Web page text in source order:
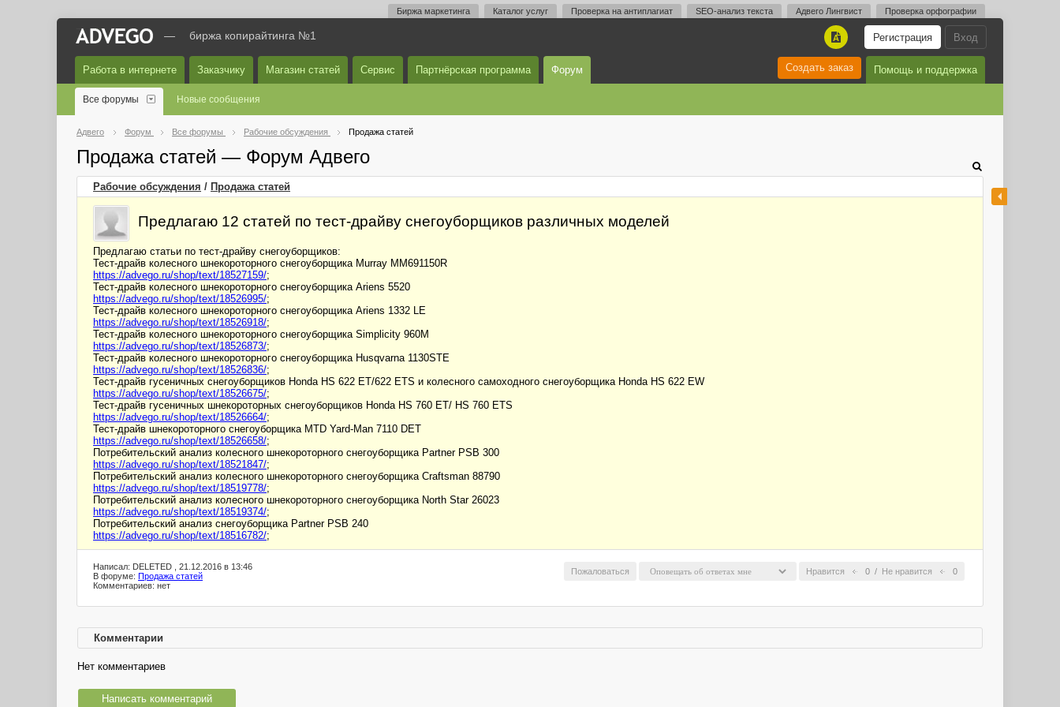
Биржа маркетинга Каталог услуг Проверка на антиплагиат SEO-анализ текста Адвего Лингвист Проверка орфографии
Вход
Регистрация
A
— биржа копирайтинга №1
Работа в интернете Заказчику Магазин статей Сервис Партнёрская программа Форум Помощь и поддержка
Создать заказ
Все форумы Новые сообщения
Адвего Форум Все форумы Рабочие обсуждения Продажа статей
Продажа статей — Форум Адвего
Рабочие обсуждения / Продажа статей
Предлагаю 12 статей по тест-драйву снегоуборщиков различных моделей
Предлагаю статьи по тест-драйву снегоуборщиков:
Тест-драйв колесного шнекороторного снегоуборщика Murray MM691150R
https://advego.ru/shop/text/18527159/;
Тест-драйв колесного шнекороторного снегоуборщика Ariens 5520
https://advego.ru/shop/text/18526995/;
Тест-драйв колесного шнекороторного снегоуборщика Ariens 1332 LE
https://advego.ru/shop/text/18526918/;
Тест-драйв колесного шнекороторного снегоуборщика Simplicity 960M
https://advego.ru/shop/text/18526873/;
Тест-драйв колесного шнекороторного снегоуборщика Husqvarna 1130STE
https://advego.ru/shop/text/18526836/;
Тест-драйв гусеничных снегоуборщиков Honda HS 622 ЕТ/622 ETS и колесного самоходного снегоуборщика Honda HS 622 EW
https://advego.ru/shop/text/18526675/;
Тест-драйв гусеничных шнекороторных снегоуборщиков Honda HS 760 ЕТ/ HS 760 ETS
https://advego.ru/shop/text/18526664/;
Тест-драйв шнекороторного снегоуборщика MTD Yard-Man 7110 DET
https://advego.ru/shop/text/18526658/;
Потребительский анализ колесного шнекороторного снегоуборщика Partner PSB 300
https://advego.ru/shop/text/18521847/;
Потребительский анализ колесного шнекороторного снегоуборщика Craftsman 88790
https://advego.ru/shop/text/18519778/;
Потребительский анализ колесного шнекороторного снегоуборщика North Star 26023
https://advego.ru/shop/text/18519374/;
Потребительский анализ снегоуборщика Partner PSB 240
https://advego.ru/shop/text/18516782/;
Нравится 0 / Не нравится 0
Пожаловаться
Написал: DELETED , 21.12.2016 в 13:46
В форуме: Продажа статей
Комментариев: нет
Комментарии
Нет комментариев
Написать комментарий